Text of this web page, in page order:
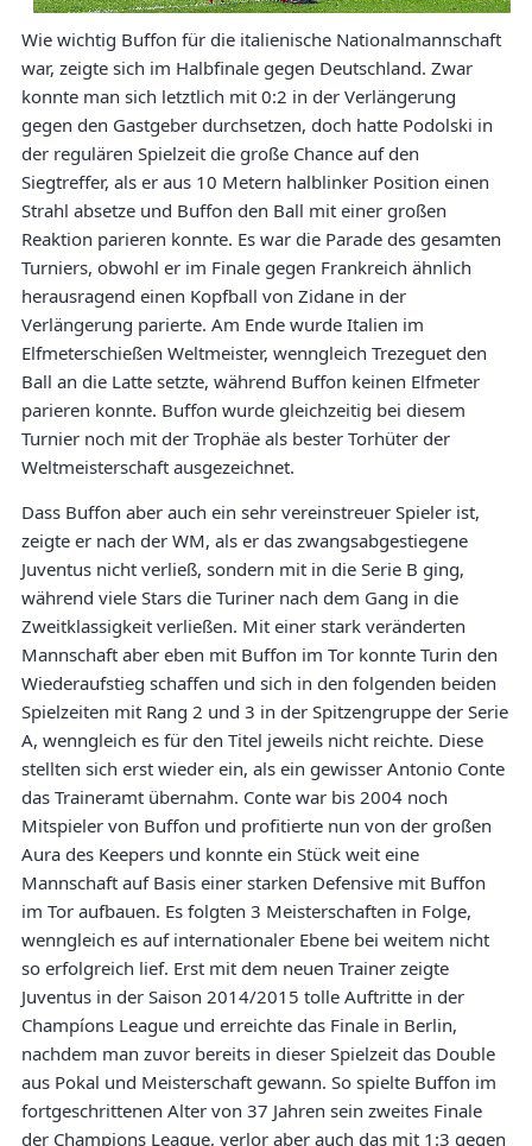
Wie wichtig Buffon für die italienische Nationalmannschaft
war, zeigte sich im Halbfinale gegen Deutschland. Zwar
konnte man sich letztlich mit 0:2 in der Verlängerung
gegen den Gastgeber durchsetzen, doch hatte Podolski in
der regulären Spielzeit die große Chance auf den
Siegtreffer, als er aus 10 Metern halblinker Position einen
Strahl absetze und Buffon den Ball mit einer großen
Reaktion parieren konnte. Es war die Parade des gesamten
Turniers, obwohl er im Finale gegen Frankreich ähnlich
herausragend einen Kopfball von Zidane in der
Verlängerung parierte. Am Ende wurde Italien im
Elfmeterschießen Weltmeister, wenngleich Trezeguet den
Ball an die Latte setzte, während Buffon keinen Elfmeter
parieren konnte. Buffon wurde gleichzeitig bei diesem
Turnier noch mit der Trophäe als bester Torhüter der
Weltmeisterschaft ausgezeichnet.
Dass Buffon aber auch ein sehr vereinstreuer Spieler ist,
zeigte er nach der WM, als er das zwangsabgestiegene
Juventus nicht verließ, sondern mit in die Serie B ging,
während viele Stars die Turiner nach dem Gang in die
Zweitklassigkeit verließen. Mit einer stark veränderten
Mannschaft aber eben mit Buffon im Tor konnte Turin den
Wiederaufstieg schaffen und sich in den folgenden beiden
Spielzeiten mit Rang 2 und 3 in der Spitzengruppe der Serie
A, wenngleich es für den Titel jeweils nicht reichte. Diese
stellten sich erst wieder ein, als ein gewisser Antonio Conte
das Traineramt übernahm. Conte war bis 2004 noch
Mitspieler von Buffon und profitierte nun von der großen
Aura des Keepers und konnte ein Stück weit eine
Mannschaft auf Basis einer starken Defensive mit Buffon
im Tor aufbauen. Es folgten 3 Meisterschaften in Folge,
wenngleich es auf internationaler Ebene bei weitem nicht
so erfolgreich lief. Erst mit dem neuen Trainer zeigte
Juventus in der Saison 2014/2015 tolle Auftritte in der
Champíons League und erreichte das Finale in Berlin,
nachdem man zuvor bereits in dieser Spielzeit das Double
aus Pokal und Meisterschaft gewann. So spielte Buffon im
fortgeschrittenen Alter von 37 Jahren sein zweites Finale
der Champions League, verlor aber auch das mit 1:3 gegen